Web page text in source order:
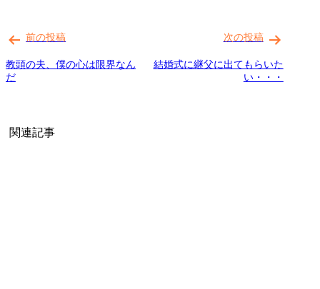
稿
ナ
ビ
シ
前の投稿
教頭の夫、僕の心は限界なん
だ
次の投稿
結婚式に継父に出てもらいた
い・・・
関連記事